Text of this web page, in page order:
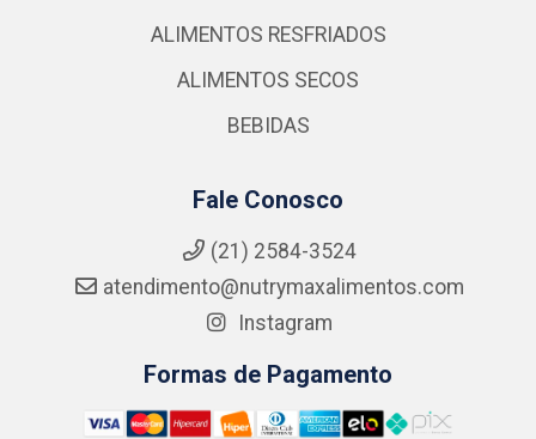
ALIMENTOS RESFRIADOS
ALIMENTOS SECOS
BEBIDAS
Fale Conosco
(21) 2584-3524
atendimento@nutrymaxalimentos.com
Instagram
Formas de Pagamento